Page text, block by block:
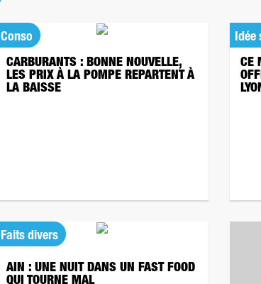
Conso
CARBURANTS : BONNE NOUVELLE,
LES PRIX À LA POMPE REPARTENT À
LA BAISSE
Idée
CE
Faits divers
AIN : UNE NUIT DANS UN FAST FOOD
QUI TOURNE MAL